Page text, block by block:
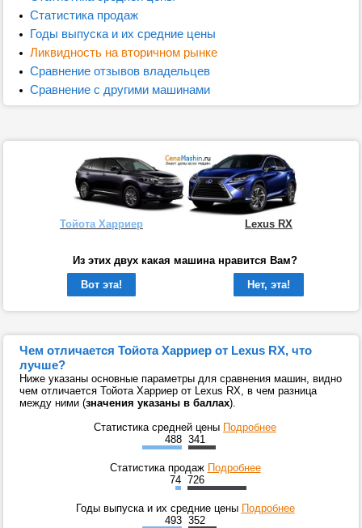
Статистика продаж
Годы выпуска и их средние цены
Ликвидность на вторичном рынке
Сравнение отзывов владельцев
Сравнение с другими машинами
Тойота Харриер Lexus RX
Из этих двух какая машина нравится Вам?
Вот эта!
Нет, эта!
Чем отличается Тойота Харриер от Lexus RX, что
лучше?
Ниже указаны основные параметры для сравнения машин, видно
чем отличается Тойота Харриер от Lexus RX, в чем разница
между ними (значения указаны в баллах).
Статистика средней цены Подробнее
488 341
Статистика продаж Подробнее
74 726
Годы выпуска и их средние цены Подробнее
493 352